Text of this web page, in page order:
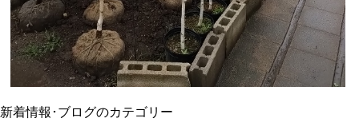
新着情報･ブログのカテゴリー